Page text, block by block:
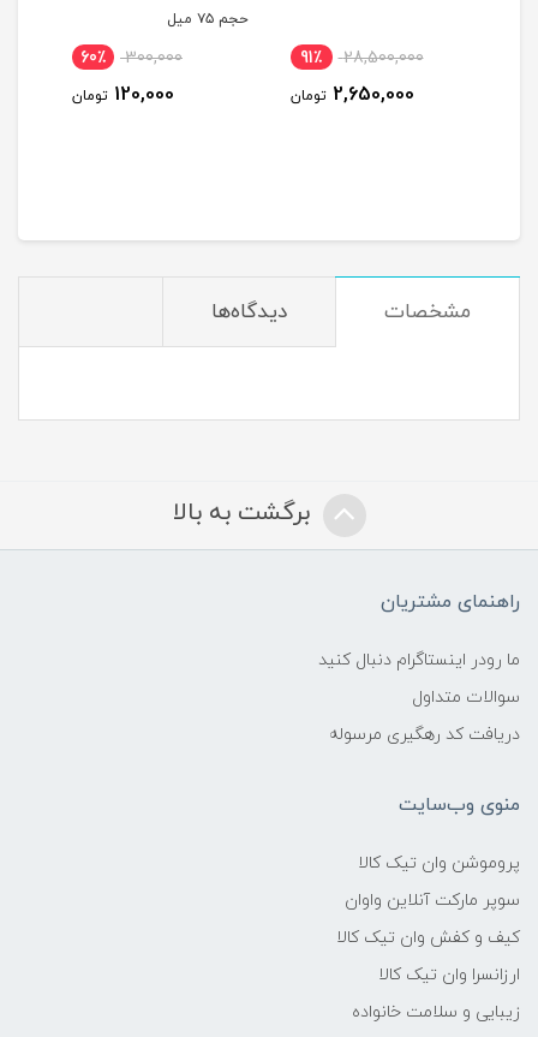
28,500,000 91٪
2,650,000 تومان
حجم ۷۵ میل
300,000 60٪
120,000 تومان
مشخصات دیدگاه‌ها
برگشت به بالا
راهنمای مشتریان
ما رودر اینستاگرام دنبال کنید
سوالات متداول
دریافت کد رهگیری مرسوله
منوی وب‌سایت
پروموشن وان تیک کالا
سوپر مارکت آنلاین واوان
کیف و کفش وان تیک کالا
ارزانسرا وان تیک کالا
زیبایی و سلامت خانواده